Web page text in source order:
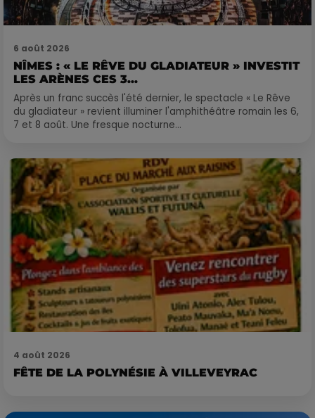
6 août 2026
NÎMES : « LE RÊVE DU GLADIATEUR » INVESTIT
LES ARÈNES CES 3...
Après un franc succès l'été dernier, le spectacle « Le Rêve
du gladiateur » revient illuminer l'amphithéâtre romain les 6,
7 et 8 août. Une fresque nocturne...
4 août 2026
FÊTE DE LA POLYNÉSIE À VILLEVEYRAC